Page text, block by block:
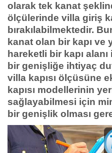
olarak tek kanat
ölçülerinde villa giriş
bırakılabilmektedir.
kanat olan bir kapı ve
hareketli bir kapı
bir genişliğe ihtiyaç
villa kapısı ölçüsüne
kapısı modellerinin
sağlayabilmesi için
bir genişlik olması